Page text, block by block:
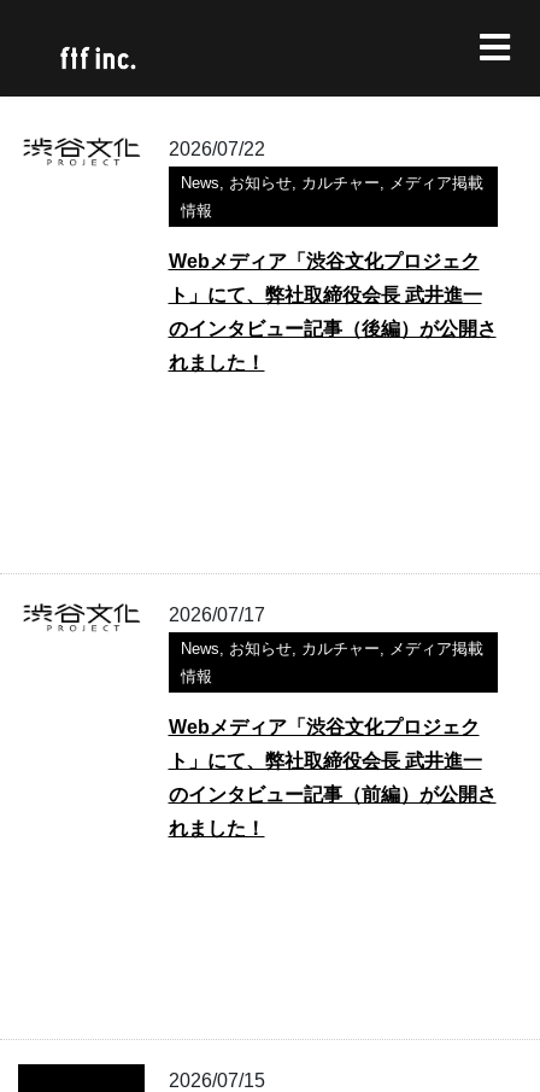
2026/07/22
News, お知らせ, カルチャー, メディア掲載
情報
Webメディア「渋谷文化プロジェク
ト」にて、弊社取締役会長 武井進一
のインタビュー記事（後編）が公開さ
れました！
2026/07/17
News, お知らせ, カルチャー, メディア掲載
情報
Webメディア「渋谷文化プロジェク
ト」にて、弊社取締役会長 武井進一
のインタビュー記事（前編）が公開さ
れました！
2026/07/15